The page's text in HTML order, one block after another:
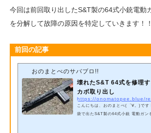
今回は前回取り出したS&T製の64式小銃電動
を分解して故障の原因を特定していきます！！
前回の記事
おのまとぺのサバブロ!!
壊れたS&T 64式を修理
カボ取り出し
こんにちは、おのまとぺ(゜∀。)です
袋で出たS&T製の64式小銃 電動ガン